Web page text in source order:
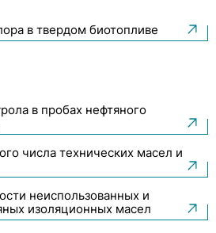
в твердом биотопливе
в пробах нефтяного
числа технических масел и
неиспользованных и
изоляционных масел